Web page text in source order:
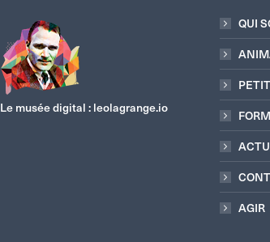
Le musée digital : leolagrange.io
QUI
AGIR